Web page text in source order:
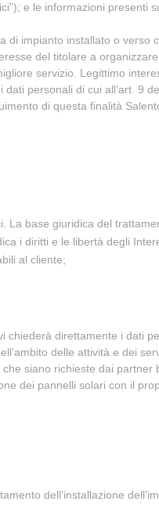
e le informazioni presenti
di impianto installato o verso
del titolare a
servizio. Legittimo
personali di cui all’art. 9
di questa finalità
La base giuridica del
i diritti e le libertà degli
al cliente;
chiederà direttamente i dati
delle attività e dei
siano richieste dai partner
dei pannelli solari con il
dell’installazione